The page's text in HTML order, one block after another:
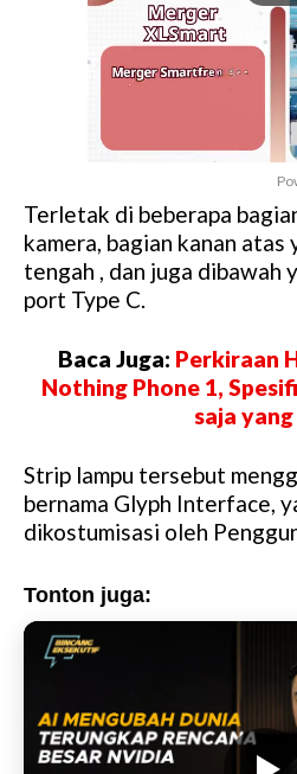
Terletak di beberapa
kamera, bagian kanan atas
tengah , dan juga dibawah
port Type C.
Baca Juga: Perkiraan
Nothing Phone 1,
saja
Strip lampu tersebut
bernama Glyph Interface,
dikostumisasi oleh
Tonton juga: